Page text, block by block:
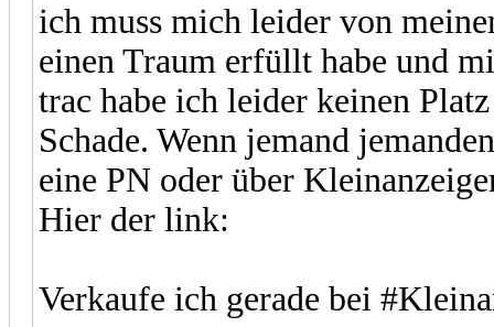
ich muss mich leider von
einen Traum erfüllt habe und
trac habe ich leider keinen
Schade. Wenn jemand
eine PN oder über
Hier der link:
Verkaufe ich gerade bei